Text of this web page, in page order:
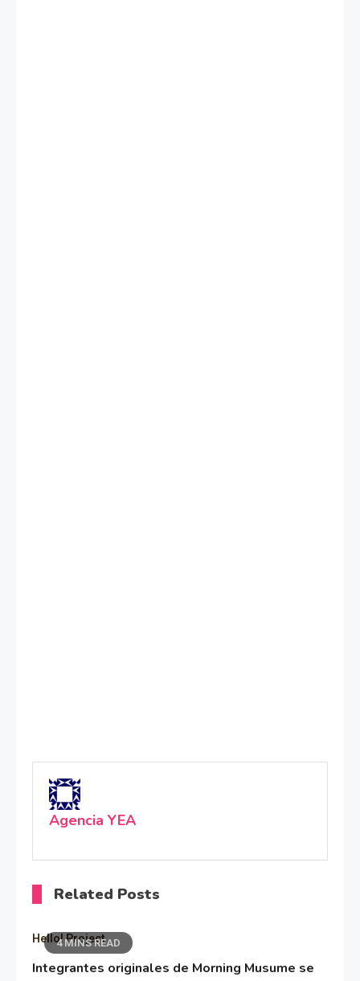
Agencia YEA
Related Posts
4 MINS READ
Hello! Project
Integrantes originales de Morning Musume se